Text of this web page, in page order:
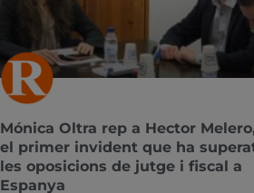
Mónica Oltra rep a Hector
el primer invident que ha
les oposicions de jutge i fiscal a
Espanya